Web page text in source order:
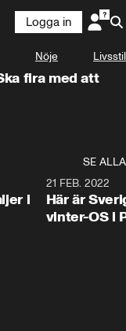
Logga in
Nöje Livsstil
fira med att
SE ALLA
i
21 FEB. 2022
Här är
vinter-OS i